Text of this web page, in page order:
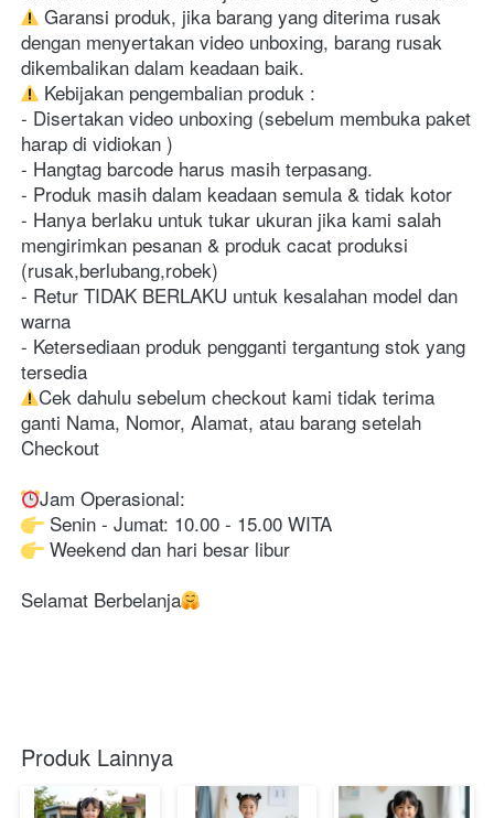
Garansi produk, jika barang yang diterima rusak
dengan menyertakan video unboxing, barang rusak
Kebijakan pengembalian produk :
- Disertakan video unboxing (sebelum membuka paket
harap di vidiokan )
- Hangtag barcode harus masih terpasang.
- Produk masih dalam keadaan semula & tidak kotor
- Hanya berlaku untuk tukar ukuran jika kami salah
mengirimkan pesanan & produk cacat produksi
(rusak,berlubang,robek)
- Retur TIDAK BERLAKU untuk kesalahan model dan
warna
- Ketersediaan produk pengganti tergantung stok yang
Cek dahulu sebelum checkout kami tidak terima
ganti Nama, Nomor, Alamat, atau barang setelah
Checkout
Weekend dan hari besar libur
Selamat Berbelanja
Produk Lainnya